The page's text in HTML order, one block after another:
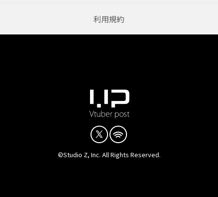
利用規約
©Studio Z, Inc. All Rights Reserved.